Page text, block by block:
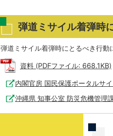
弾道ミサイル着弾時
弾道ミサイル着弾時にとるべき行動
資料 (PDFファイル: 668.1KB)
内閣官房 国民保護ポータルサイ
沖縄県 知事公室 防災危機管理